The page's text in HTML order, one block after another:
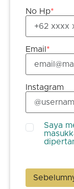
No Hp*
Email*
Instagram
Saya